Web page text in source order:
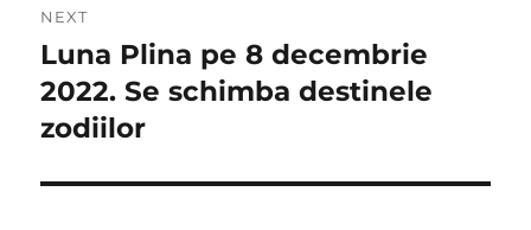
NEXT
Next
post:
Luna Plina pe 8 decembrie
2022. Se schimba destinele
zodiilor